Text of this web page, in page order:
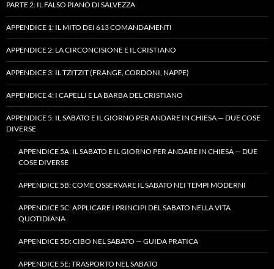
PARTE 2: IL FALSO PIANO DI SALVEZZA
APPENDICE 1: IL MITO DEI 613 COMANDAMENTI
APPENDICE 2: LA CIRCONCISIONE E IL CRISTIANO
APPENDICE 3: IL TZITZIT (FRANGE, CORDONI, NAPPE)
APPENDICE 4: I CAPELLI E LA BARBA DEL CRISTIANO
APPENDICE 5: IL SABATO E IL GIORNO PER ANDARE IN CHIESA — DUE COSE
DIVERSE
APPENDICE 5A: IL SABATO E IL GIORNO PER ANDARE IN CHIESA — DUE
COSE DIVERSE
APPENDICE 5B: COME OSSERVARE IL SABATO NEI TEMPI MODERNI
APPENDICE 5C: APPLICARE I PRINCIPI DEL SABATO NELLA VITA
QUOTIDIANA
APPENDICE 5D: CIBO NEL SABATO — GUIDA PRATICA
APPENDICE 5E: TRASPORTO NEL SABATO